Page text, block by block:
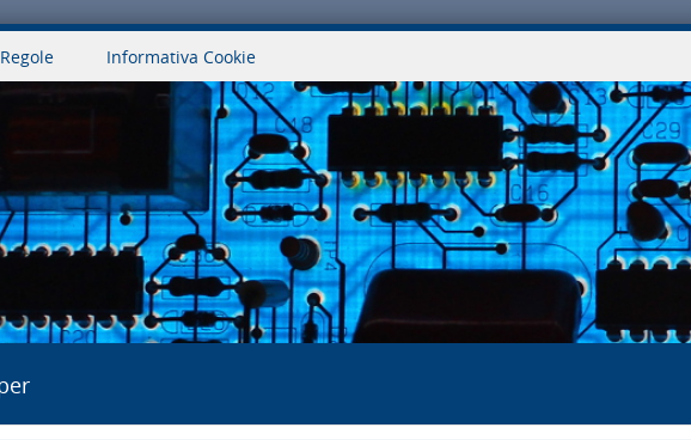
Informativa Cookie